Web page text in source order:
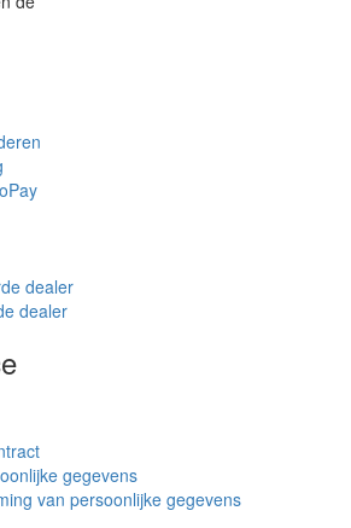
dealer
dealer
gegevens
van persoonlijke gegevens